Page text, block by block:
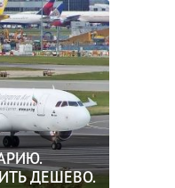
ДЕШЕВО.